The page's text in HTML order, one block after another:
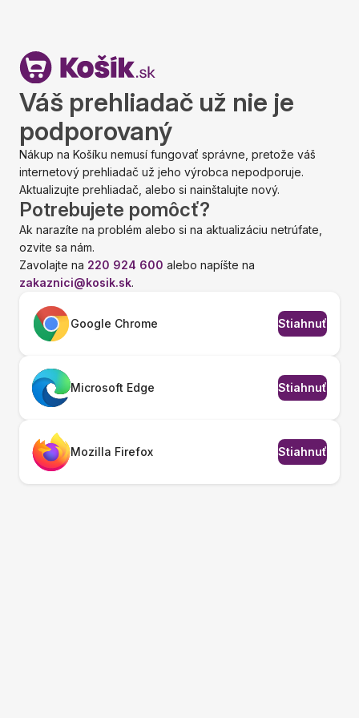
Váš prehliadač už nie je
podporovaný
Nákup na Košíku nemusí fungovať správne, pretože váš
internetový prehliadač už jeho výrobca nepodporuje.
Aktualizujte prehliadač, alebo si nainštalujte nový.
Potrebujete pomôcť?
Ak narazíte na problém alebo si na aktualizáciu netrúfate,
ozvite sa nám.
Zavolajte na 220 924 600 alebo napíšte na
zakaznici@kosik.sk.
Google Chrome Stiahnuť
Microsoft Edge Stiahnuť
Mozilla Firefox Stiahnuť